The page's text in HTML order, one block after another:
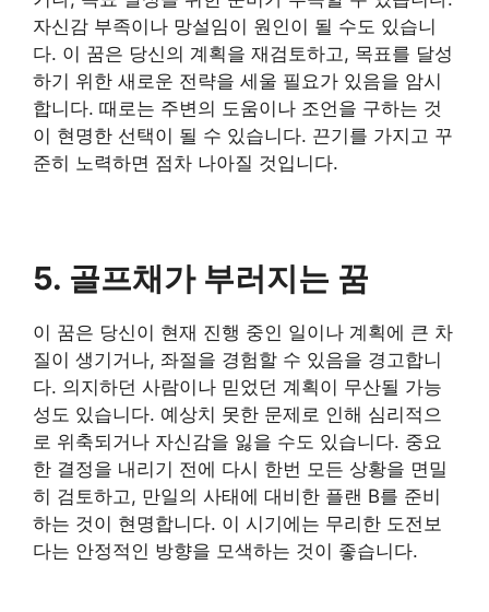
자신감 부족이나 망설임이 원인이 될 수도 있습니
다. 이 꿈은 당신의 계획을 재검토하고, 목표를 달성
하기 위한 새로운 전략을 세울 필요가 있음을 암시
합니다. 때로는 주변의 도움이나 조언을 구하는 것
이 현명한 선택이 될 수 있습니다. 끈기를 가지고 꾸
준히 노력하면 점차 나아질 것입니다.
​5. 골프채가 부러지는 꿈
​이 꿈은 당신이 현재 진행 중인 일이나 계획에 큰 차
질이 생기거나, 좌절을 경험할 수 있음을 경고합니
다. 의지하던 사람이나 믿었던 계획이 무산될 가능
성도 있습니다. 예상치 못한 문제로 인해 심리적으
로 위축되거나 자신감을 잃을 수도 있습니다. 중요
한 결정을 내리기 전에 다시 한번 모든 상황을 면밀
히 검토하고, 만일의 사태에 대비한 플랜 B를 준비
하는 것이 현명합니다. 이 시기에는 무리한 도전보
다는 안정적인 방향을 모색하는 것이 좋습니다.